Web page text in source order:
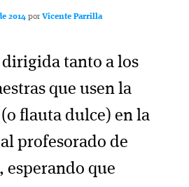
2014 porVicente Parrilla
dirigida tanto a los
que usen la
flauta dulce) en la
profesorado de
esperando que